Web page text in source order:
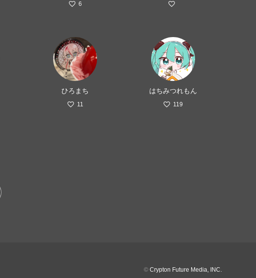
6
ひろまち
11
はちみつれもん
119
© Crypton Future Media, INC.